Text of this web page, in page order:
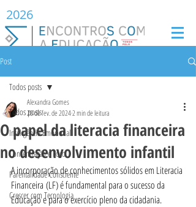
2026
Post
Todos posts
Inteligência Emocional
Concentração e Foco
Parentalidade Consciente
Crescer com Tecnologia
Todos posts
O papel da literacia financeira
no desenvolvimento infantil
Alexandra Gomes
20 de fev. de 20242 min de leitura
A incorporação de conhecimentos sólidos em Literacia
Financeira (LF) é fundamental para o sucesso da
Educação e para o exercício pleno da cidadania.